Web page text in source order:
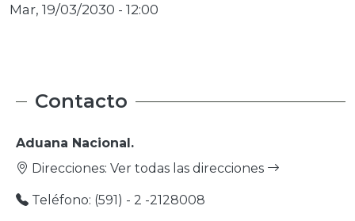
Mar, 19/03/2030 - 12:00
Contacto
Aduana Nacional.
Direcciones: Ver todas las direcciones
Teléfono: (591) - 2 -2128008